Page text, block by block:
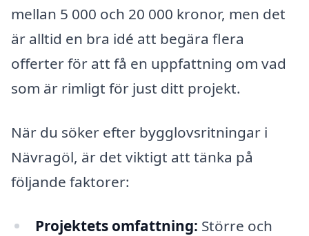
mellan 5 000 och 20 000 kronor, men det
är alltid en bra idé att begära flera
offerter för att få en uppfattning om vad
som är rimligt för just ditt projekt.
När du söker efter bygglovsritningar i
Nävragöl, är det viktigt att tänka på
följande faktorer:
Projektets omfattning: Större och